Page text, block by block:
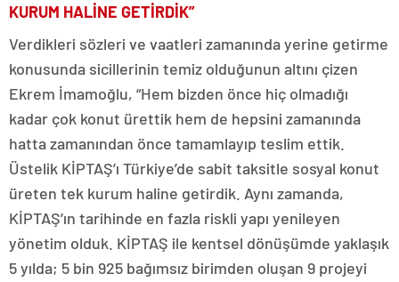
KURUM HALİNE GETİRDİK”
Verdikleri sözleri ve vaatleri zamanında yerine getirme
konusunda sicillerinin temiz olduğunun altını çizen
Ekrem İmamoğlu, “Hem bizden önce hiç olmadığı
kadar çok konut ürettik hem de hepsini zamanında
hatta zamanından önce tamamlayıp teslim ettik.
Üstelik KİPTAŞ’ı Türkiye’de sabit taksitle sosyal konut
üreten tek kurum haline getirdik. Aynı zamanda,
KİPTAŞ’ın tarihinde en fazla riskli yapı yenileyen
yönetim olduk. KİPTAŞ ile kentsel dönüşümde yaklaşık
5 yılda; 5 bin 925 bağımsız birimden oluşan 9 projeyi